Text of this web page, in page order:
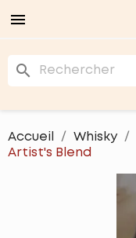

search
Accueil Whisky
Artist's Blend